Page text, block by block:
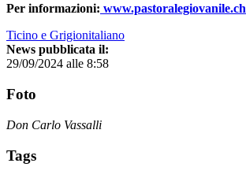
Per informazioni: www.pastoralegiovanile.ch
Ticino e Grigionitaliano
News pubblicata il:
29/09/2024 alle 8:58
Foto
Don Carlo Vassalli
Tags